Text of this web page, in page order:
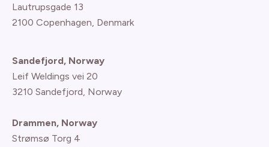
Lautrupsgade 13
2100 Copenhagen , Denmark
Sandefjord, Norway
Leif Weldings vei 20
3210 Sandefjord, Norway
Drammen, Norway
Strømsø Torg 4